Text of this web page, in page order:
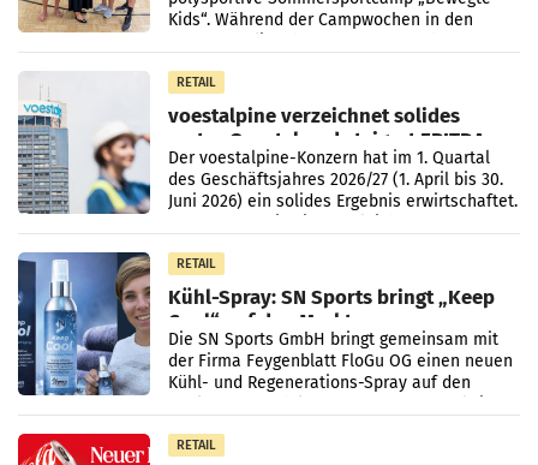
Kids“. Während der Campwochen in den
RETAIL
voestalpine verzeichnet solides
erstes Quartal und steigert EBITDA
Der voestalpine-Konzern hat im 1. Quartal
des Geschäftsjahres 2026/27 (1. April bis 30.
Juni 2026) ein solides Ergebnis erwirtschaftet.
RETAIL
Kühl-Spray: SN Sports bringt „Keep
Cool“ auf den Markt
Die SN Sports GmbH bringt gemeinsam mit
der Firma Feygenblatt FloGu OG einen neuen
Kühl- und Regenerations-Spray auf den
RETAIL